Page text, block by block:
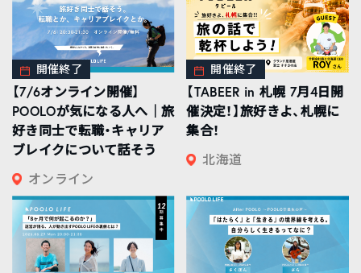
開催終了
【7/6オンライン開催】
POOLOが気になる人へ｜旅
好き同士で転職・キャリア
ブレイクについて話そう
オンライン
開催終了
【TABEER in 札幌 7月4日開
催決定！】旅好きよ、札幌に
集合！
北海道